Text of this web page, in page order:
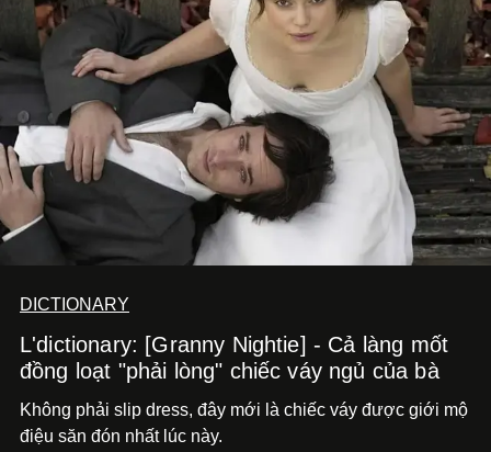
DICTIONARY
L'dictionary: [Granny Nightie] - Cả làng mốt
đồng loạt "phải lòng" chiếc váy ngủ của bà
Không phải slip dress, đây mới là chiếc váy được giới mộ
điệu săn đón nhất lúc này.